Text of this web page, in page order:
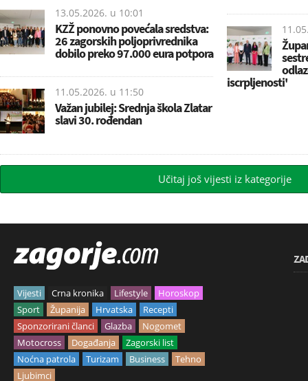
13.05.2026. u 10:01
KZŽ ponovno povećala sredstva:
26 zagorskih poljoprivrednika
dobilo preko 97.000 eura potpora
11.05.2026. u 11:50
Važan jubilej: Srednja škola Zlatar
slavi 30. rođendan
iscrpljenosti'
Učitaj još vijesti iz kategorije
Vijesti Crna kronika Lifestyle
Horoskop
Sport
Županija Hrvatska
Recepti
Sponzorirani članci
Glazba
Nogomet
Motocross
Događanja
Zagorski list
Noćna patrola
Turizam Business
Tehno
Ljubimci